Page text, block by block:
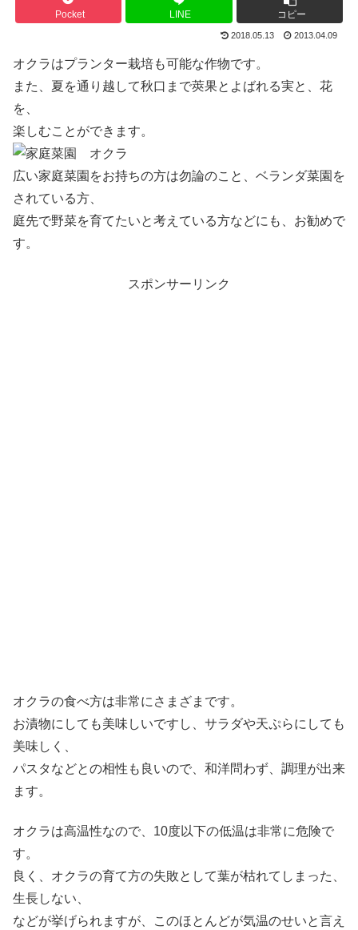
Pocket LINE コピー
2018.05.13 2013.04.09
オクラはプランター栽培も可能な作物です。
また、夏を通り越して秋口まで莢果とよばれる実と、花
を、
楽しむことができます。
広い家庭菜園をお持ちの方は勿論のこと、ベランダ菜園を
されている方、
庭先で野菜を育てたいと考えている方などにも、お勧めで
す。
スポンサーリンク
オクラの食べ方は非常にさまざまです。
お漬物にしても美味しいですし、サラダや天ぷらにしても
美味しく、
パスタなどとの相性も良いので、和洋問わず、調理が出来
ます。
オクラは高温性なので、10度以下の低温は非常に危険で
す。
良く、オクラの育て方の失敗として葉が枯れてしまった、
生長しない、
などが挙げられますが、このほとんどが気温のせいと言え